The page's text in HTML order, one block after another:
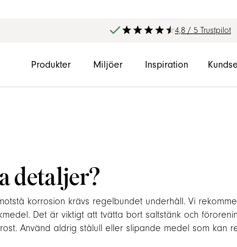
4,8 / 5 Trustpilot
Produkter Miljöer Inspiration
detaljer?
korrosion krävs regelbundet underhåll. Vi
Det är viktigt att tvätta bort saltstänk och
Använd aldrig stålull eller slipande medel som kan